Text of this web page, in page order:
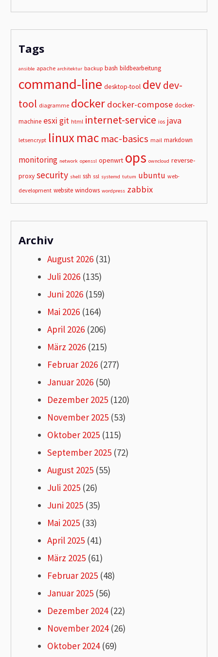
Tags
ansible apache architektur backup bash bildbearbeitung
command-line desktop-tool devdev-
tool diagramme docker docker-compose docker-
machine esxi git html internet-service ios java
letsencrypt linuxmac mac-basics mail markdown
monitoring network openssl openwrt ops owncloud reverse-
proxy security shell ssh ssl systemd tutum ubuntu web-
development website windows wordpress zabbix
Archiv
August 2026 (31)
Juli 2026 (135)
Juni 2026 (159)
Mai 2026 (164)
April 2026 (206)
März 2026 (215)
Februar 2026 (277)
Januar 2026 (50)
Dezember 2025 (120)
November 2025 (53)
Oktober 2025 (115)
September 2025 (72)
August 2025 (55)
Juli 2025 (26)
Juni 2025 (35)
Mai 2025 (33)
April 2025 (41)
März 2025 (61)
Februar 2025 (48)
Januar 2025 (56)
Dezember 2024(22)
November 2024(26)
Oktober 2024(69)